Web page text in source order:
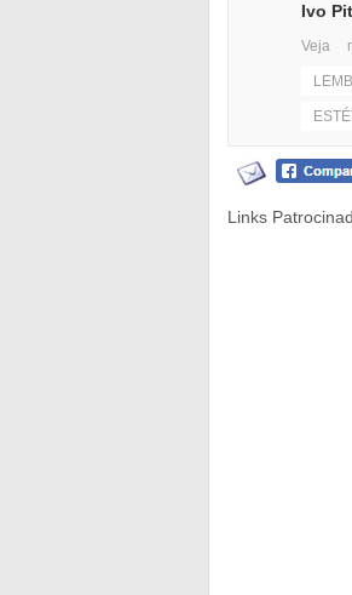
Ivo
Veja
Links